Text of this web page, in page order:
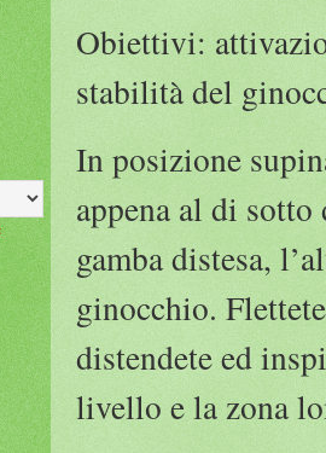
Obiettivi:
stabilità del
In posizione
appena al di
gamba distesa,
ginocchio.
distendete ed
livello e la zona